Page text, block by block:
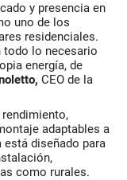
y presencia en
uno de los
residenciales.
todo lo necesario
energía, de
, CEO de la
adaptables a
diseñado para
como rurales.